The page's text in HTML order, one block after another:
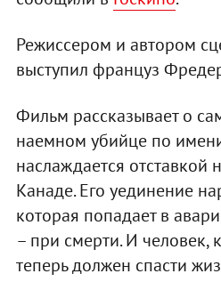
Режиссером и автором
выступил француз
Фильм рассказывает о
наемном убийце по
наслаждается отставкой
Канаде. Его уединение
которая попадает в
– при смерти. И человек,
теперь должен спасти